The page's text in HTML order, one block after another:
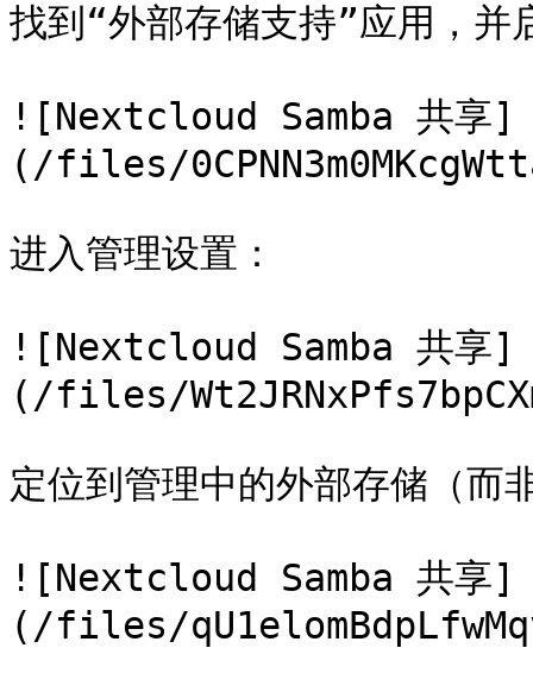
找到“外部存储支持”应用，并
![Nextcloud Samba 共享]
(/files/
进入管理设置：
![Nextcloud Samba 共享]
(/files/
定位到管理中的外部存储（而
![Nextcloud Samba 共享]
(/files/